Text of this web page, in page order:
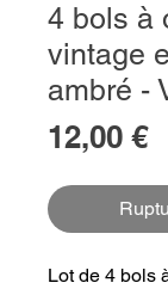
4 bols à
vintage
ambré -
12,00 €
Lot de 4 bols